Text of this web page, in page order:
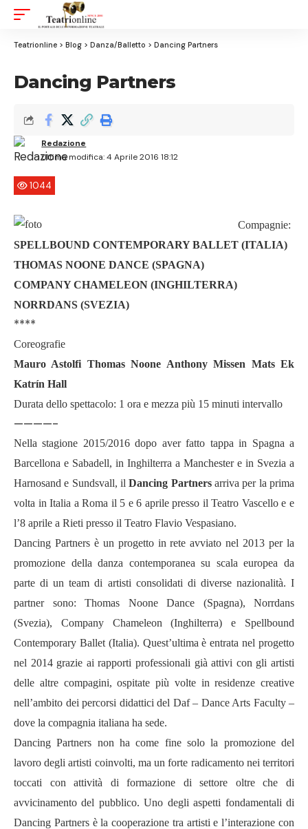
Teatrionline > Blog > Danza/Balletto > Dancing Partners
Dancing Partners
Ultima modifica: 4 Aprile 2016 18:12
Redazione
1044
Compagnie:
SPELLBOUND CONTEMPORARY BALLET (ITALIA)
THOMAS NOONE DANCE (SPAGNA)
COMPANY CHAMELEON (INGHILTERRA)
NORRDANS (SVEZIA)
****
Coreografie
Mauro Astolfi Thomas Noone Anthony Missen Mats Ek
Katrín Hall
Durata dello spettacolo: 1 ora e mezza più 15 minuti intervallo
————-
Nella stagione 2015/2016 dopo aver fatto tappa in Spagna a
Barcellona e Sabadell, in Inghilterra a Manchester e in Svezia a
Harnosand e Sundsvall, ilDancing Partnersarriva per la prima
volta in Italia a Roma il 5 e 6 aprile presso il Teatro Vascello e e
l’8 aprile a Rieti presso il Teatro Flavio Vespasiano.
Dancing Partners è un progetto in rete avviato nel 2013 per la
promozione della danza contemporanea su scala europea da
parte di un team di artisti consolidati di diverse nazionalità. I
partner sono: Thomas Noone Dance (Spagna), Norrdans
(Svezia), Company Chameleon (Inghilterra) e Spellbound
Contemporary Ballet (Italia). Quest’ultima è entrata nel progetto
nel 2014 grazie ai rapporti professionali già attivi con gli artisti
delle altre compagini, ospitate più volte in residenze creative
nell’ambito dei percorsi didattici del Daf – Dance Arts Faculty –
dove la compagnia italiana ha sede.
Dancing Partners non ha come fine solo la promozione del
lavoro degli artisti coinvolti, ma un forte radicamento nei territori
toccati con attività di formazione di settore oltre che di
avvicinamento del pubblico. Uno degli aspetti fondamentali di
Dancing Partners è la cooperazione tra artisti e l’interazione con